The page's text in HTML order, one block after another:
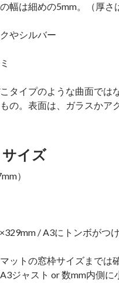
幅は細めの5mm。（厚さ
やシルバー
タイプのような曲面では
の。表面は、ガラスかア
イズ
）
/ A3にトンボがつ
ットの窓枠サイズまでは
ジャスト or 数mm内側に